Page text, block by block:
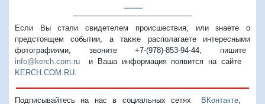
Если Вы стали свидетелем происшествия, или знаете о
предстоящем событии, а также располагаете интересными
фотографиями, звоните +7-(978)-853-94-44, пишите
info@kerch.com.ru и Ваша информация появится на сайте
KERCH.COM.RU
Подписывайтесь на нас в социальных сетях ВКонтакте,